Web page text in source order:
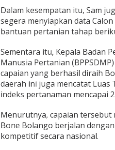
Dalam kesempatan itu, Sam
segera menyiapkan data
bantuan pertanian tahap
Sementara itu, Kepala Badan
Manusia Pertanian
capaian yang berhasil diraih
daerah ini juga mencatat Luas
indeks pertanaman mencapai
Menurutnya, capaian
Bone Bolango berjalan
kompetitif secara nasional.